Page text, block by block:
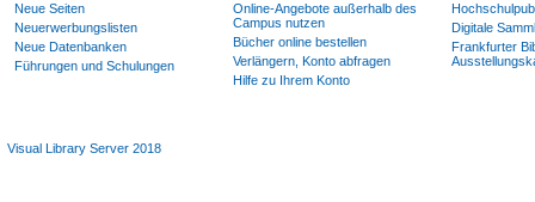
Neue Seiten
Neuerwerbungslisten
Neue Datenbanken
Führungen und Schulungen
Online-Angebote außerhalb des
Campus nutzen
Bücher online bestellen
Verlängern, Konto abfragen
Hilfe zu Ihrem Konto
Digitale
Frankfurter
Visual Library Server 2018